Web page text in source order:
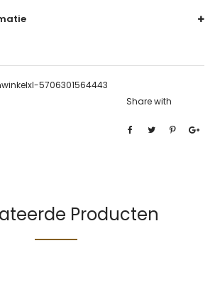
5706301564443
Share with
Producten